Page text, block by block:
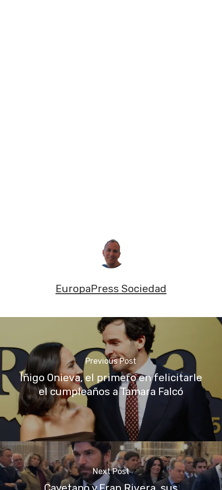
EuropaPress Sociedad
Previous Post
Íñigo Onieva, el primero en felicitarle
el cumpleaños a Tamara Falcó
Next Post